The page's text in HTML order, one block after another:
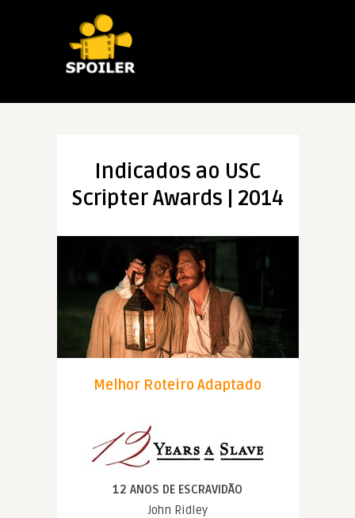
Indicados ao USC
Scripter Awards | 2014
Melhor Roteiro Adaptado
12 ANOS DE ESCRAVIDÃO
John Ridley